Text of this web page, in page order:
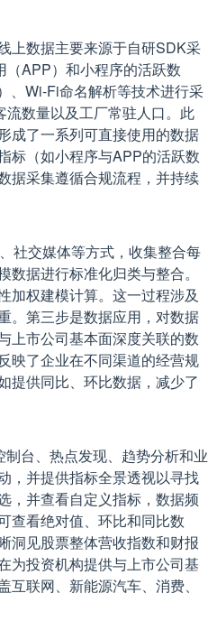
上数据主要来源于自研SDK采
APP）和小程序的活跃数
、Wi-Fi命名解析等技术进行采
数量以及工厂常驻人口。此
成了一系列可直接使用的数据
标（如小程序与APP的活跃数
据采集遵循合规流程，并持续
社交媒体等方式，收集整合每
据进行标准化归类与整合。
加权建模计算。这一过程涉及
。第三步是数据应用，对数据
上市公司基本面深度关联的数
映了企业在不同渠道的经营规
提供同比、环比数据，减少了
台、热点发现、趋势分析和业
，并提供指标全景透视以寻找
，并查看自定义指标，数据频
查看绝对值、环比和同比数
洞见股票整体营收指数和财报
为投资机构提供与上市公司基
联网、新能源汽车、消费、